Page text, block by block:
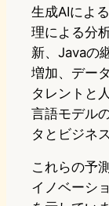
生成AIによ
理による分
新、Javaの
増加、デー
タレントと
言語モデル
タとビジネ
これらの予
イノベーシ